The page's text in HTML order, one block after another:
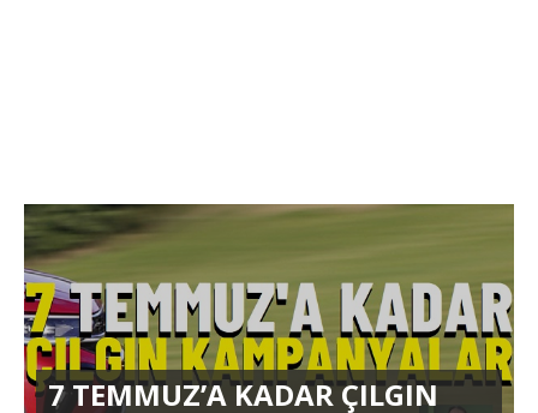
7 TEMMUZ’A KADAR ÇILGIN